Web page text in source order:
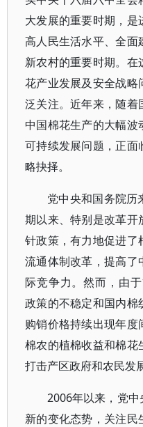
大发展的重要时期，
高人民生活水平、全面
新农村的重要时期。
花产业发展及安全战
泛关注。近年来，随着
中国棉花生产的大幅波
可持续发展问题，正
略抉择。
党中央和国务院历
期以来、特别是改革
针政策，有力地促进
流通体制改革，提高了
际竞争力。然而，由
政策的不稳定和国内棉
购销价格持续出现年
棉农的植棉收益和棉
打击产区政府和农民发
2006年以来，党
新的变化态势，关注